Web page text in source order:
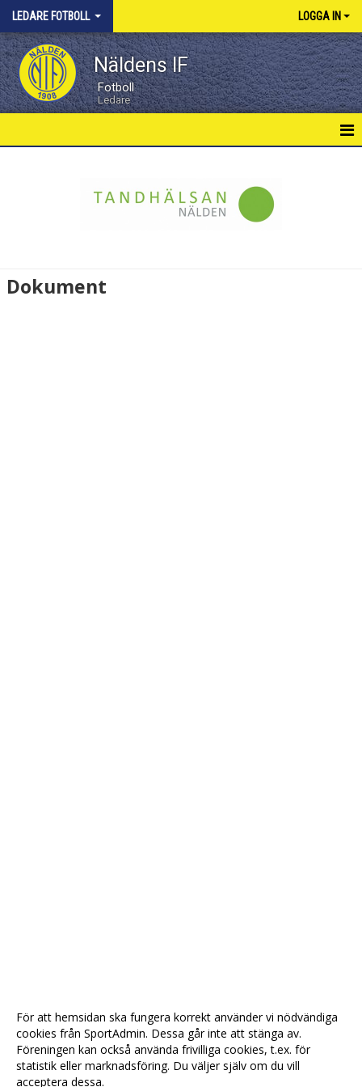
LEDARE FOTBOLL LOGGA IN
Näldens IF
Fotboll
Ledare
Dokument
För att hemsidan ska fungera korrekt använder vi nödvändiga
cookies från SportAdmin. Dessa går inte att stänga av.
Föreningen kan också använda frivilliga cookies, t.ex. för
statistik eller marknadsföring. Du väljer själv om du vill
acceptera dessa.